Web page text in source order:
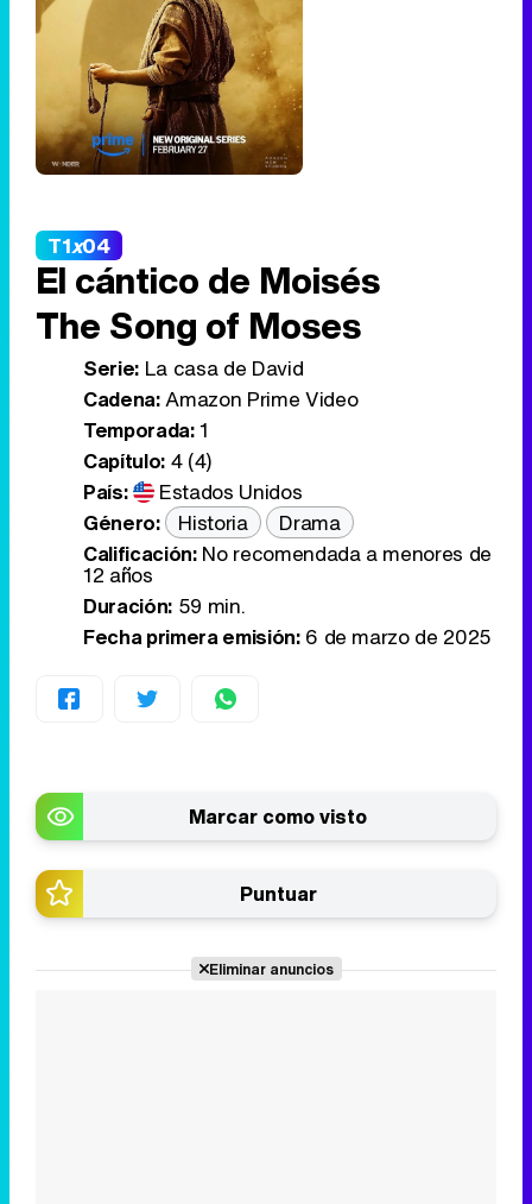
T1x04
El cántico de Moisés
The Song of Moses
Serie:La casa de David
Cadena:Amazon Prime Video
Temporada:1
Capítulo:4 (4)
País:
Estados Unidos
Género:
Historia
Drama
Calificación:No recomendada a menores de
12 años
Duración:59 min.
Fecha primera emisión:6 de marzo de 2025
Marcar como visto
Puntuar
Eliminar anuncios